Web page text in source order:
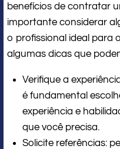
benefícios de contratar
importante considerar
o profissional ideal para
algumas dicas que
Verifique a
é fundamental
experiência e
que você precisa.
Solicite referências: